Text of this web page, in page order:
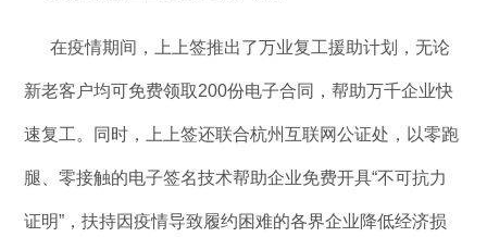
在疫情期间，上上签推出了万业复工援助计划，无论
新老客户均可免费领取200份电子合同，帮助万千企业快
速复工。同时，上上签还联合杭州互联网公证处，以零跑
腿、零接触的电子签名技术帮助企业免费开具“不可抗力
证明”，扶持因疫情导致履约困难的各界企业降低经济损